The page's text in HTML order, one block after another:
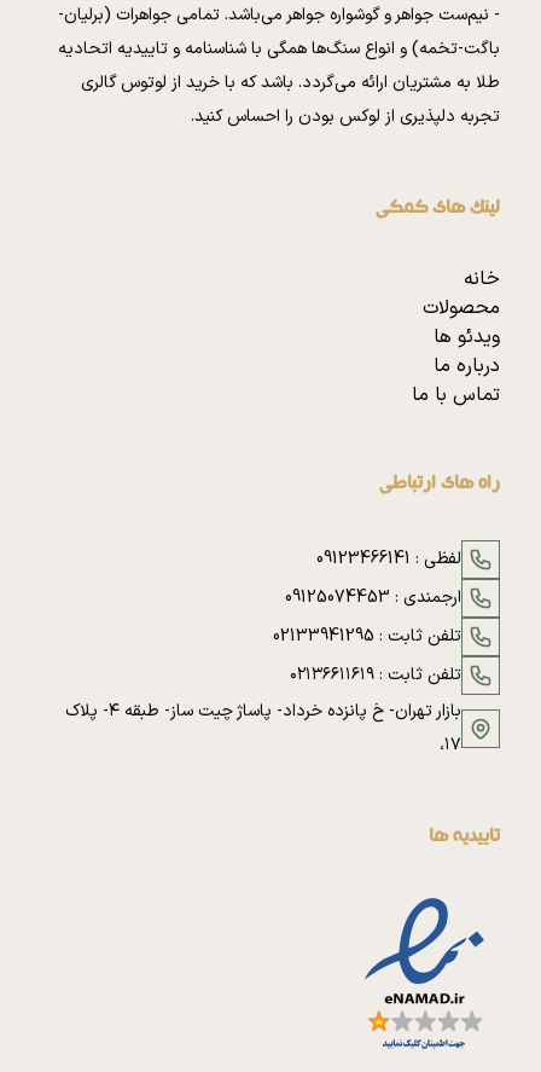
- نیم‌ست جواهر و گوشواره جواهر می‌باشد. تمامی جواهرات (برلیان-
باگت-تخمه) و انواع سنگ‌ها همگی با شناسنامه و تاییدیه اتحادیه
طلا به مشتریان ارائه می‌گردد. باشد که با خرید از لوتوس گالری
تجربه دلپذیری از لوکس بودن را احساس کنید.
لینک های کمکی
خانه
محصولات
ویدئو ها
درباره ما
تماس با ما
راه های ارتباطی
لفظی : 09123466141
ارجمندی : 09125074453
تلفن ثابت : 02133941295
تلفن ثابت :۰۲۱۳۶۶۱۱۶۱۹
بازار تهران- خ پانزده خرداد- پاساژ چیت ساز- طبقه ۴- پلاک
۱۷،
تاییدیه ها